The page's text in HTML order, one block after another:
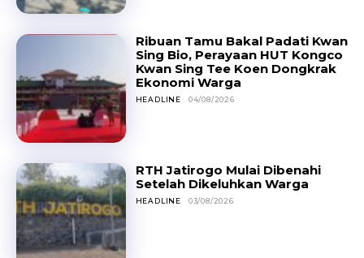
Ribuan Tamu Bakal Padati Kwan
Sing Bio, Perayaan HUT Kongco
Kwan Sing Tee Koen Dongkrak
Ekonomi Warga
HEADLINE 04/08/2026
RTH Jatirogo Mulai Dibenahi
Setelah Dikeluhkan Warga
HEADLINE 03/08/2026